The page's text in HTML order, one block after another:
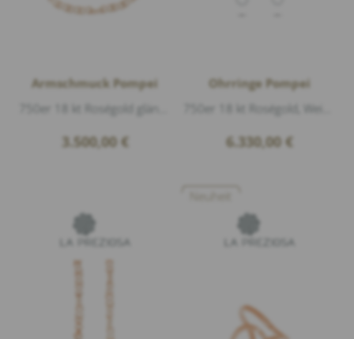
Armschmuck Pompei
3.500,00 €
Ohrringe Pompei
6.330,00 €